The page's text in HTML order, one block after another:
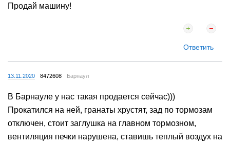
Продай машину!
Ответить
13.11.2020 8472608 Барнаул
В Барнауле у нас такая продается сейчас)))
Прокатился на ней, гранаты хрустят, зад по тормозам
отключен, стоит заглушка на главном тормозном,
вентиляция печки нарушена, ставишь теплый воздух на